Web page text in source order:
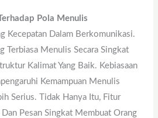
Pola Menulis
Kecepatan Dalam Berkomunikasi.
Terbiasa Menulis Secara Singkat
Kalimat Yang Baik. Kebiasaan
Kemampuan Menulis
Serius. Tidak Hanya Itu, Fitur
Pesan Singkat Membuat Orang